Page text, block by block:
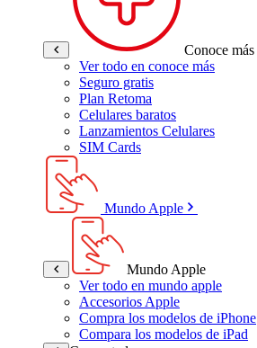
Conoce más
Ver todo en conoce más
Seguro gratis
Plan Retoma
Celulares baratos
Lanzamientos Celulares
SIM Cards
Mundo Apple
Mundo Apple
Ver todo en mundo apple
Accesorios Apple
Compra los modelos de iPhone
Compara los modelos de iPad